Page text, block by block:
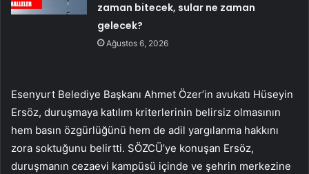
zaman bitecek, sular ne zaman
gelecek?
Ağustos 6, 2026
Esenyurt Belediye Başkanı Ahmet Özer’in avukatı Hüseyin
Ersöz, duruşmaya katılım kriterlerinin belirsiz olmasının
hem basın özgürlüğünü hem de adil yargılanma hakkını
zora soktuğunu belirtti. SÖZCÜ’ye konuşan Ersöz,
duruşmanın cezaevi kampüsü içinde ve şehrin merkezine